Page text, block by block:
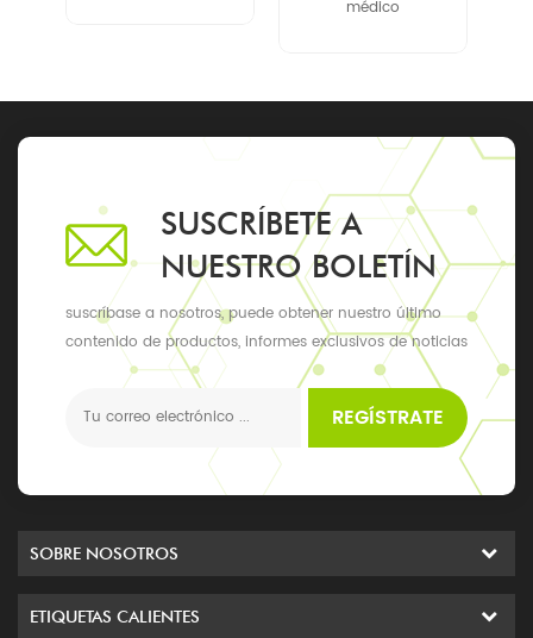
médico
SUSCRÍBETE A
NUESTRO BOLETÍN
suscríbase a nosotros, puede obtener nuestro último
contenido de productos, informes exclusivos de noticias
y actualizaciones, los últimos eventos locales
REGÍSTRATE
SOBRE NOSOTROS
ETIQUETAS CALIENTES